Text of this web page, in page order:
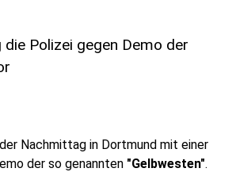
Polizei gegen Demo der
Nachmittag in Dortmund mit einer
der so genannten "Gelbwesten".